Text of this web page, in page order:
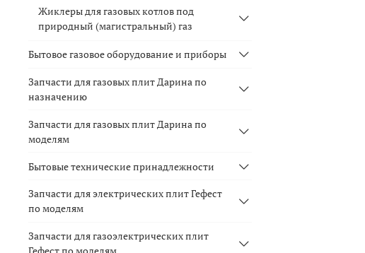
Жиклеры для газовых котлов под
природный (магистральный) газ
Бытовое газовое оборудование и приборы
Запчасти для газовых плит Дарина по
назначению
Запчасти для газовых плит Дарина по
моделям
Бытовые технические принадлежности
Запчасти для электрических плит Гефест
по моделям
Запчасти для газоэлектрических плит